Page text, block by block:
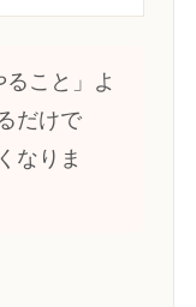
こと」よ
だけで
なりま